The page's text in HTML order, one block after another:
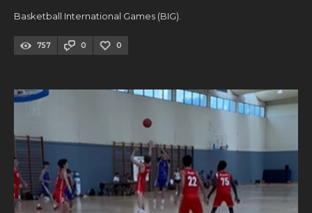
Basketball International Games (BIG).
757 0 0